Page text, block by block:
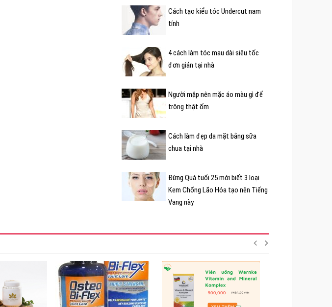
Cách tạo kiểu tóc Undercut nam
tính
4 cách làm tóc mau dài siêu tốc
đơn giản tại nhà
Người mập nên mặc áo màu gì để
trông thật ốm
Cách làm đẹp da mặt bằng sữa
chua tại nhà
Đừng Quá tuổi 25 mới biết 3 loại
Kem Chống Lão Hóa tạo nên Tiếng
Vang này